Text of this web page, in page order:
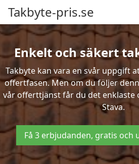
Takbyte-pris.se
Enkelt och säkert
Takbyte kan vara en svår uppgift
offertfasen. Men om du följer
vår offerttjänst får du det enklaste
Stava.
Få 3 erbjudanden, gratis